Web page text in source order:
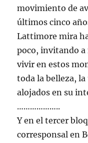
movimiento de
últimos cinco
Lattimore mira
poco, invitando a
vivir en estos
toda la belleza,
alojados en su
………………..
Y en el tercer
corresponsal en